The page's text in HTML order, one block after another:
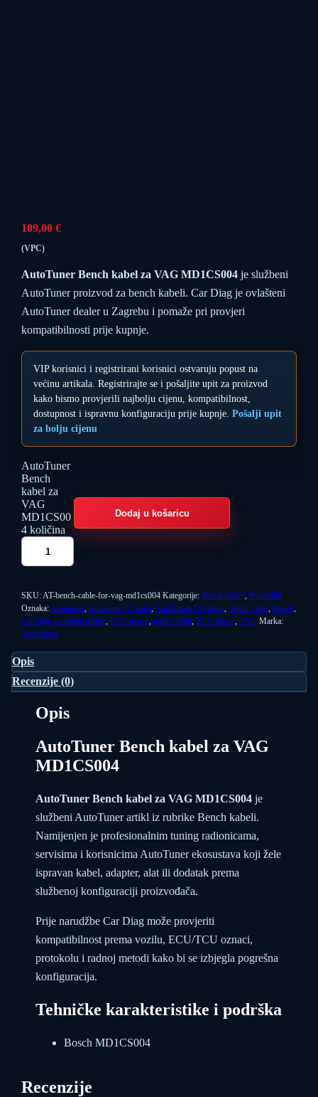
109,00 €
(VPC)
AutoTuner Bench kabel za VAG MD1CS004 je službeni
AutoTuner proizvod za bench kabeli. Car Diag je ovlašteni
AutoTuner dealer u Zagrebu i pomaže pri provjeri
kompatibilnosti prije kupnje.
VIP korisnici i registrirani korisnici ostvaruju popust na
većinu artikala. Registrirajte se i pošaljite upit za proizvod
kako bismo provjerili najbolju cijenu, kompatibilnost,
dostupnost i ispravnu konfiguraciju prije kupnje. Pošalji upit
za bolju cijenu
AutoTuner
Bench
kabel za
VAG
MD1CS00
4 količina
Dodaj u košaricu
SKU:AT-bench-cable-for-vag-md1cs004 Kategorije: Bench kabeli, Svi artikli
Oznaka:Autotuner, AutoTuner Croatia, AutoTuner Hrvatska, bench kabel, Bosch,
Car Diag ovlašteni dealer, ECU bench, md1CS004, TCU bench, VAG Marka:
AutoTuner
Opis
Recenzije (0)
Opis
AutoTuner Bench kabel za VAG
MD1CS004
AutoTuner Bench kabel za VAG MD1CS004 je
službeni AutoTuner artikl iz rubrike Bench kabeli.
Namijenjen je profesionalnim tuning radionicama,
servisima i korisnicima AutoTuner ekosustava koji žele
ispravan kabel, adapter, alat ili dodatak prema
službenoj konfiguraciji proizvođača.
Prije narudžbe Car Diag može provjeriti
kompatibilnost prema vozilu, ECU/TCU oznaci,
protokolu i radnoj metodi kako bi se izbjegla pogrešna
konfiguracija.
Tehničke karakteristike i podrška
Bosch MD1CS004
Recenzije